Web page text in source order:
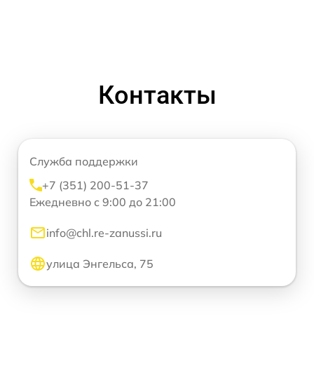
Контакты
Служба поддержки
+7 (351) 200-51-37
Ежедневно с 9:00 до 21:00
info@chl.re-zanussi.ru
улица Энгельса, 75